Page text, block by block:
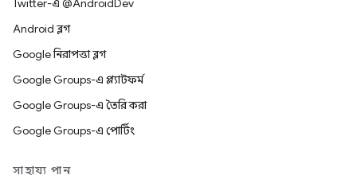
Twitter-এ @AndroidDev
Android ব্লগ
Google নিরাপত্তা ব্লগ
Google Groups-এ প্ল্যাটফর্ম
Google Groups-এ তৈরি করা
Google Groups-এ পোর্টিং
সাহায্য পান